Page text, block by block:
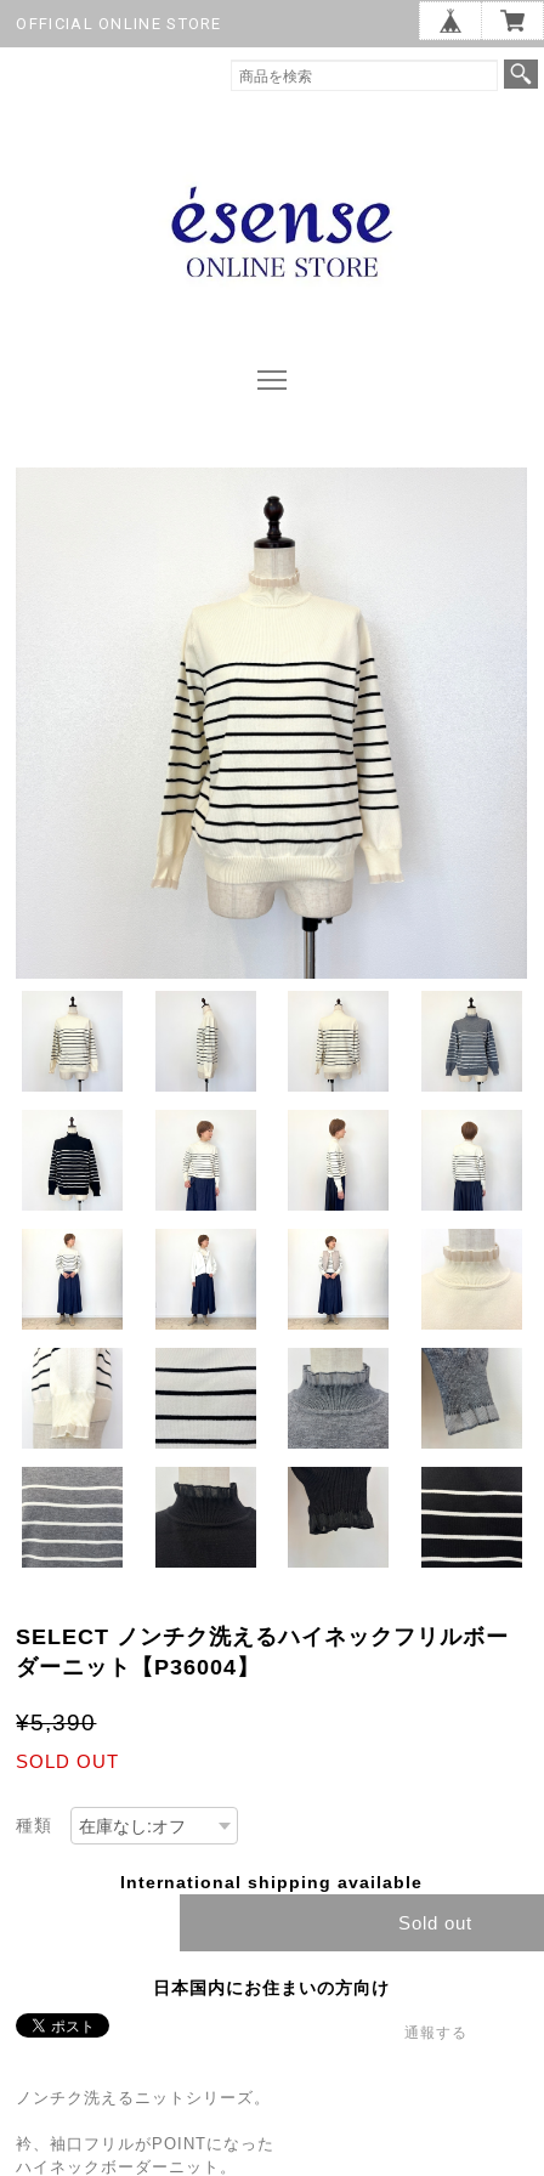
OFFICIAL ONLINE STORE
SELECT ノンチク洗えるハイネックフリルボー
ダーニット【P36004】
¥5,390
SOLD OUT
種類
International shipping available
Sold out
日本国内にお住まいの方向け
通報する
ノンチク洗えるニットシリーズ。
衿、袖口フリルがPOINTになった
ハイネックボーダーニット。